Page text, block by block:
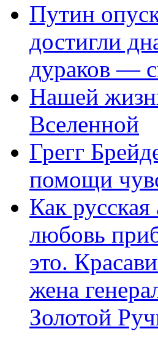
Путин
достигли
дураков —
Нашей
Вселенной
Грегг
помощи
Как
любовь
это.
жена
Золотой